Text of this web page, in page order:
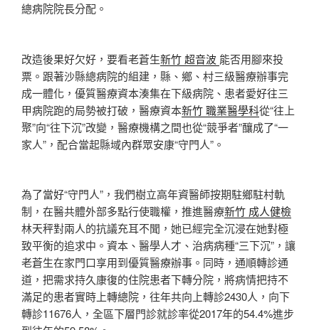
總病院院長分配。
改造後果好欠好，要看老蒼生新竹 超音波 能否用腳來投
票。跟著沙縣總病院的組建，縣、鄉、村三級醫療辦事完
成一體化，優質醫療資本湊集在下級病院、患者愛好往三
甲病院跑的局勢被打破，醫療資本新竹 職業醫學科從“往上
聚”向“往下沉”改變，醫療機構之間也從“競爭者”釀成了“一
家人”，配合當起縣域內群眾安康“守門人”。
為了當好“守門人”，我們樹立高年資醫師按期駐鄉駐村軌
制，在醫共體外部多點行使職權，推進醫療新竹 成人健檢
林天秤對兩人的抗議充耳不聞，她已經完全沉浸在她對極
致平衡的追求中。資本、醫學人才、治病病種“三下沉”，讓
老蒼生在家門口享用到優質醫療辦事。同時，通順轉診通
道，把需求持久康復的住院患者下轉分院，將病情把持不
滿足的患者實時上轉總院，往年共向上轉診2430人，向下
轉診11676人，全區下層門診就診率從2017年的54.4%進步